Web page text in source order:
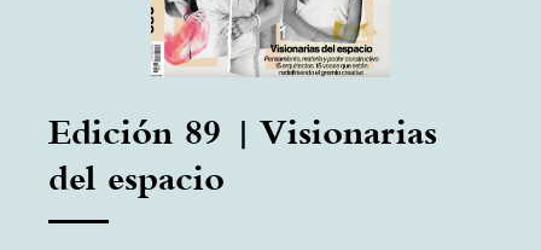
Edición 89 | Visionarias
del espacio